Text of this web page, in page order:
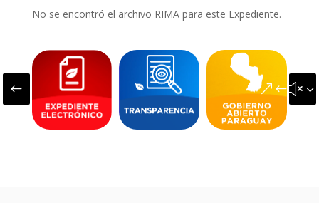
No se encontró el archivo RIMA para este Expediente.
#